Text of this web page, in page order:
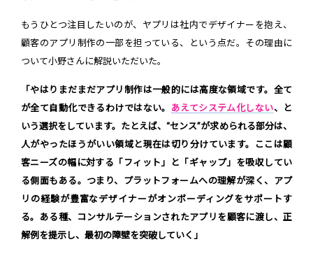
もうひとつ注目したいのが、ヤプリは社内でデザイナーを抱え、
顧客のアプリ制作の一部を担っている、という点だ。その理由に
ついて小野さんに解説いただいた。
「やはりまだまだアプリ制作は一般的には高度な領域です。全て
が全て自動化できるわけではない。 あえてシステム化しない、と
いう選択をしています。たとえば、“センス”が求められる部分は、
人がやったほうがいい領域と現在は切り分けています。ここは顧
客ニーズの幅に対する「フィット」と「ギャップ」を吸収してい
る側面もある。つまり、プラットフォームへの理解が深く、アプ
リの経験が豊富なデザイナーがオンボーディングをサポートす
る。ある種、コンサルテーションされたアプリを顧客に渡し、正
解例を提示し、最初の障壁を突破していく」